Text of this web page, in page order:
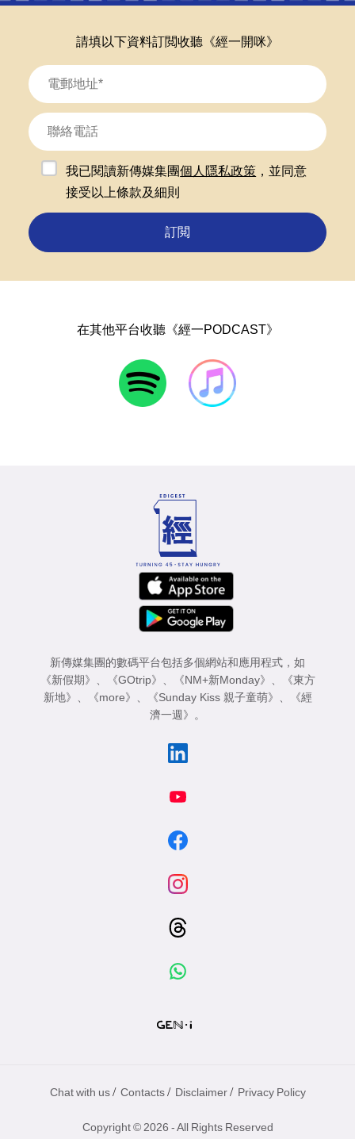
請填以下資料訂閲收聽《經一開咪》
我已閱讀新傳媒集團個人隱私政策 ，並同意
接受以上條款及細則
訂閲
在其他平台收聽《經一PODCAST》
新傳媒集團的數碼平台包括多個網站和應用程式，如
《新假期》
《GOtrip》 《NM+新Monday》
《東方
新地》
《more》 《Sunday Kiss 親子童萌》
《經
濟一週》
。
Chat with us / Contacts / Disclaimer / Privacy Policy
Copyright © 2026 - All Rights Reserved